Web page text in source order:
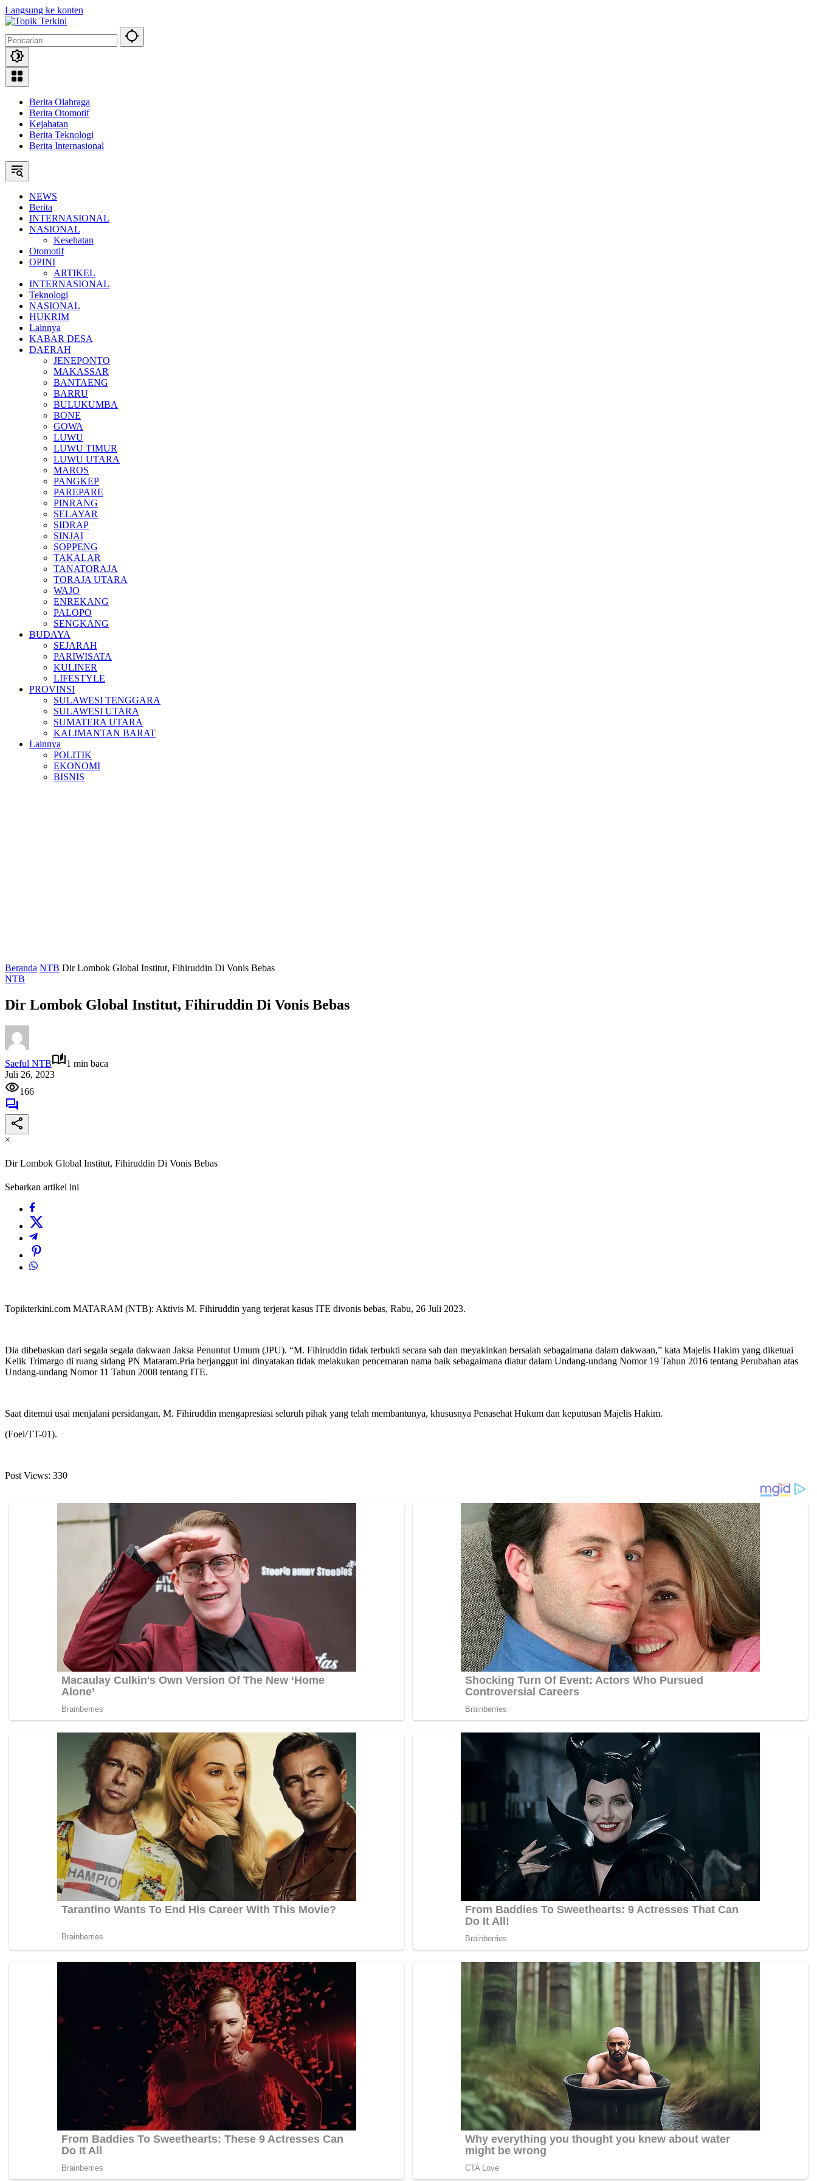
Langsung ke konten
Berita Olahraga
Berita Otomotif
Kejahatan
Berita Teknologi
Berita Internasional
NEWS
Berita
INTERNASIONAL
NASIONAL
Kesehatan
Otomotif
OPINI
ARTIKEL
INTERNASIONAL
Teknologi
NASIONAL
HUKRIM
Lainnya
KABAR DESA
DAERAH
JENEPONTO
MAKASSAR
BANTAENG
BARRU
BULUKUMBA
BONE
GOWA
LUWU
LUWU TIMUR
LUWU UTARA
MAROS
PANGKEP
PAREPARE
PINRANG
SELAYAR
SIDRAP
SINJAI
SOPPENG
TAKALAR
TANATORAJA
TORAJA UTARA
WAJO
ENREKANG
PALOPO
SENGKANG
BUDAYA
SEJARAH
PARIWISATA
KULINER
LIFESTYLE
PROVINSI
SULAWESI TENGGARA
SULAWESI UTARA
SUMATERA UTARA
KALIMANTAN BARAT
Lainnya
POLITIK
EKONOMI
BISNIS
Beranda NTB Dir Lombok Global Institut, Fihiruddin Di Vonis Bebas
NTB
Dir Lombok Global Institut, Fihiruddin Di Vonis Bebas
Saeful NTB
1 min baca
Juli 26, 2023
166
×
Dir Lombok Global Institut, Fihiruddin Di Vonis Bebas
Sebarkan artikel ini
Topikterkini.com MATARAM (NTB): Aktivis M. Fihiruddin yang terjerat kasus ITE divonis bebas, Rabu, 26 Juli 2023.
Dia dibebaskan dari segala segala dakwaan Jaksa Penuntut Umum (JPU). “M. Fihiruddin tidak terbukti secara sah dan meyakinkan bersalah sebagaimana dalam dakwaan,” kata Majelis Hakim yang diketuai
Kelik Trimargo di ruang sidang PN Mataram.Pria berjanggut ini dinyatakan tidak melakukan pencemaran nama baik sebagaimana diatur dalam Undang-undang Nomor 19 Tahun 2016 tentang Perubahan atas
Undang-undang Nomor 11 Tahun 2008 tentang ITE.
Saat ditemui usai menjalani persidangan, M. Fihiruddin mengapresiasi seluruh pihak yang telah membantunya, khususnya Penasehat Hukum dan keputusan Majelis Hakim.
(Foel/TT-01).
Post Views: 330